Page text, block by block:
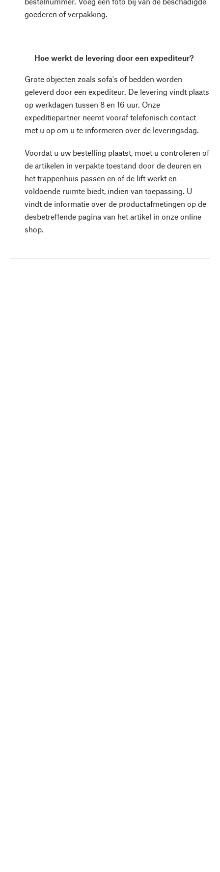
goederen of verpakking.
Hoe werkt de levering door een expediteur?
Grote objecten zoals sofa's of bedden worden
geleverd door een expediteur. De levering vindt plaats
op werkdagen tussen 8 en 16 uur. Onze
expeditiepartner neemt vooraf telefonisch contact
met u op om u te informeren over de leveringsdag.
Voordat u uw bestelling plaatst, moet u controleren of
de artikelen in verpakte toestand door de deuren en
het trappenhuis passen en of de lift werkt en
voldoende ruimte biedt, indien van toepassing. U
vindt de informatie over de productafmetingen op de
desbetreffende pagina van het artikel in onze online
shop.